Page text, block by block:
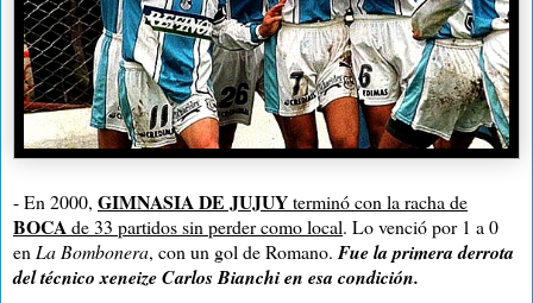
- En 2000, GIMNASIA DE JUJUYterminó con la racha de
BOCAde 33 partidos sin perder como local. Lo venció por 1 a 0
en La Bombonera, con un gol de Romano. Fue la primera derrota
del técnico xeneize Carlos Bianchi en esa condición.